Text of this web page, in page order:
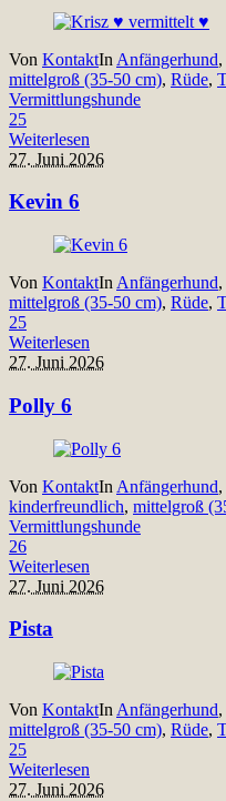
Von KontaktIn Anfängerhund,
mittelgroß (35-50 cm), Rüde,
Vermittlungshunde
25
Weiterlesen
27. Juni 2026
Kevin 6
Von KontaktIn Anfängerhund,
mittelgroß (35-50 cm), Rüde,
25
Weiterlesen
27. Juni 2026
Polly 6
Von KontaktIn Anfängerhund,
kinderfreundlich, mittelgroß
Vermittlungshunde
26
Weiterlesen
27. Juni 2026
Pista
Von KontaktIn Anfängerhund,
mittelgroß (35-50 cm), Rüde,
25
Weiterlesen
27. Juni 2026